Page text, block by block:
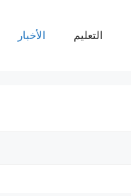
التعليم الأخبار